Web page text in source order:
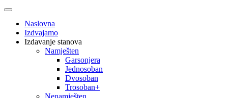
Naslovna
Izdvajamo
Izdavanje stanova
Namješten
Garsonjera
Jednosoban
Dvosoban
Trosoban+
Nenamješten